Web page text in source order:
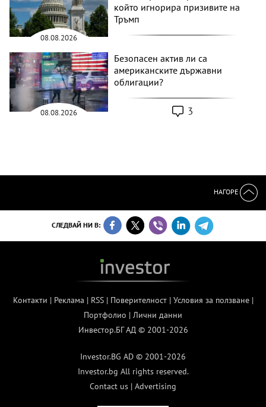
08.08.2026
който игнорира призивите на
Тръмп
08.08.2026
Безопасен актив ли са
американските държавни
облигации?
3
НАГОРЕ
СЛЕДВАЙ НИ В:
Контакти | Реклама | RSS| Поверителност| Условия за ползване|
Портфолио | Лични данни
Инвестор.БГ АД © 2001-2026
Investor.BG AD © 2001-2026
Investor.bg All rights reserved.
Contact us | Advertising